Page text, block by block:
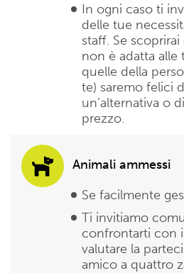
In ogni caso ti
delle tue
staff. Se scoprirai
non è adatta
quelle della
te) saremo felici
un’alternativa o
prezzo.
Animali ammessi
Se facilmente
Ti invitiamo
confrontarti con
valutare la
amico a quattro